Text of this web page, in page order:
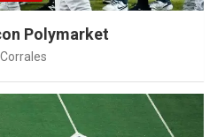
Polymarket